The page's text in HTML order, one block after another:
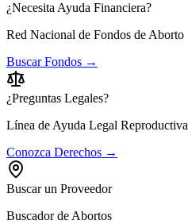
¿Necesita Ayuda Financiera?
Red Nacional de Fondos de Aborto
Buscar Fondos →
¿Preguntas Legales?
Línea de Ayuda Legal Reproductiva
Conozca Derechos →
Buscar un Proveedor
Buscador de Abortos